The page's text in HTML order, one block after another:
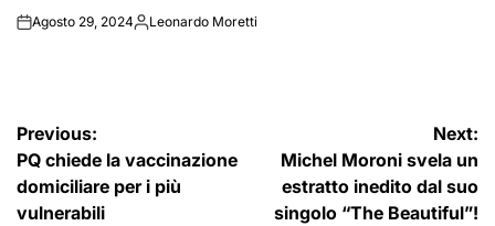
onAgosto 29, 2024Posted
Leonardo Moretti
Navigazione
articoli
Previous:
PQ chiede la vaccinazione
domiciliare per i più
vulnerabili
Next:
Michel Moroni svela un
estratto inedito dal suo
singolo “The Beautiful”!